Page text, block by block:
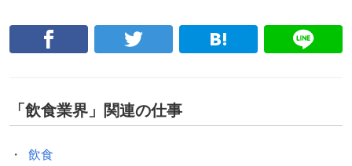
「飲食業界 」関連の仕事
飲食